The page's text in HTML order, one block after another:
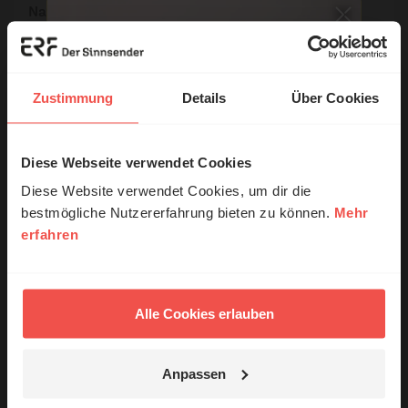
Zustimmung Details Über Cookies
Diese Webseite verwendet Cookies
Diese Website verwendet Cookies, um dir die
bestmögliche Nutzererfahrung bieten zu können. Mehr
erfahren
Alle Cookies erlauben
Anpassen
ausgewertet werden. Es erfolgt keine Weitergabe
© Ruth Schneider / ERF